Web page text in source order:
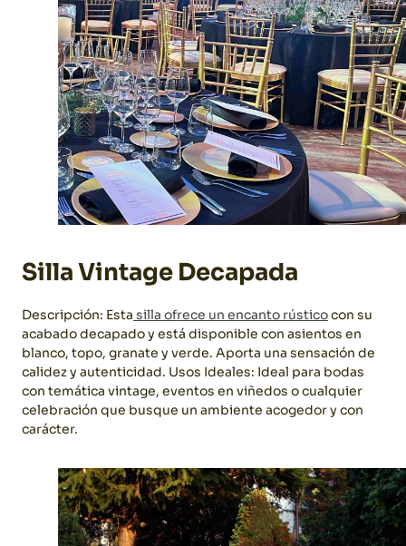
Silla Vintage Decapada
Descripción: Esta silla ofrece un encanto rústicocon su
acabado decapado y está disponible con asientos en
blanco, topo, granate y verde. Aporta una sensación de
calidez y autenticidad. Usos Ideales: Ideal para bodas
con temática vintage, eventos en viñedos o cualquier
celebración que busque un ambiente acogedor y con
carácter.